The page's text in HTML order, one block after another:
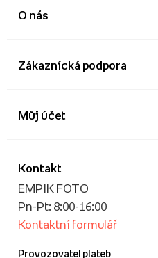
O nás
Zákaznícká podpora
Kontakt
EMPIK FOTO
Pn-Pt: 8:00-16:00
Kontaktní formulář
Provozovatel plateb
Můj účet